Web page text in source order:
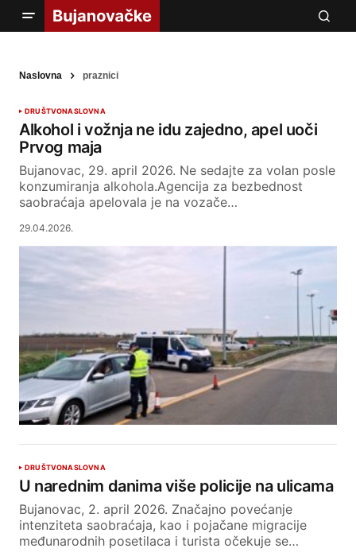
Naslovna praznici
DRUŠTVONASLOVNA
Alkohol i vožnja ne idu zajedno, apel uoči
Prvog maja
Bujanovac, 29. april 2026. Ne sedajte za volan posle
konzumiranja alkohola.Agencija za bezbednost
saobraćaja apelovala je na vozače…
29.04.2026.
DRUŠTVONASLOVNA
U narednim danima više policije na ulicama
Bujanovac, 2. april 2026. Značajno povećanje
intenziteta saobraćaja, kao i pojačane migracije
međunarodnih posetilaca i turista očekuje se…